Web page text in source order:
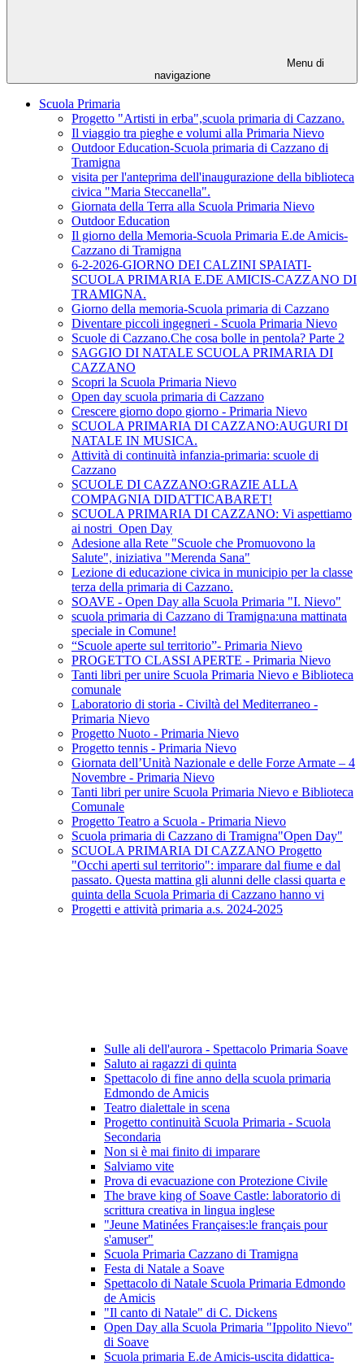
Menu di
navigazione
Scuola Primaria
Progetto "Artisti in erba",scuola primaria di Cazzano.
Il viaggio tra pieghe e volumi alla Primaria Nievo
Outdoor Education-Scuola primaria di Cazzano di
Tramigna
visita per l'anteprima dell'inaugurazione della biblioteca
civica "Maria Steccanella".
Giornata della Terra alla Scuola Primaria Nievo
Outdoor Education
Il giorno della Memoria-Scuola Primaria E.de Amicis-
Cazzano di Tramigna
6-2-2026-GIORNO DEI CALZINI SPAIATI-
SCUOLA PRIMARIA E.DE AMICIS-CAZZANO DI
TRAMIGNA.
Giorno della memoria-Scuola primaria di Cazzano
Diventare piccoli ingegneri - Scuola Primaria Nievo
Scuole di Cazzano.Che cosa bolle in pentola? Parte 2
SAGGIO DI NATALE SCUOLA PRIMARIA DI
CAZZANO
Scopri la Scuola Primaria Nievo
Open day scuola primaria di Cazzano
Crescere giorno dopo giorno - Primaria Nievo
SCUOLA PRIMARIA DI CAZZANO:AUGURI DI
NATALE IN MUSICA.
Attività di continuità infanzia-primaria: scuole di
Cazzano
SCUOLE DI CAZZANO:GRAZIE ALLA
COMPAGNIA DIDATTICABARET!
SCUOLA PRIMARIA DI CAZZANO: Vi aspettiamo
ai nostri Open Day
Adesione alla Rete "Scuole che Promuovono la
Salute", iniziativa "Merenda Sana"
Lezione di educazione civica in municipio per la classe
terza della primaria di Cazzano.
SOAVE - Open Day alla Scuola Primaria "I. Nievo"
scuola primaria di Cazzano di Tramigna:una mattinata
speciale in Comune!
“Scuole aperte sul territorio”- Primaria Nievo
PROGETTO CLASSI APERTE - Primaria Nievo
Tanti libri per unire Scuola Primaria Nievo e Biblioteca
comunale
Laboratorio di storia - Civiltà del Mediterraneo -
Primaria Nievo
Progetto Nuoto - Primaria Nievo
Progetto tennis - Primaria Nievo
Giornata dell’Unità Nazionale e delle Forze Armate – 4
Novembre - Primaria Nievo
Tanti libri per unire Scuola Primaria Nievo e Biblioteca
Comunale
Progetto Teatro a Scuola - Primaria Nievo
Scuola primaria di Cazzano di Tramigna"Open Day"
SCUOLA PRIMARIA DI CAZZANO Progetto
"Occhi aperti sul territorio": imparare dal fiume e dal
passato. Questa mattina gli alunni delle classi quarta e
quinta della Scuola Primaria di Cazzano hanno vi
Progetti e attività primaria a.s. 2024-2025
Sulle ali dell'aurora - Spettacolo Primaria Soave
Saluto ai ragazzi di quinta
Spettacolo di fine anno della scuola primaria
Edmondo de Amicis
Teatro dialettale in scena
Progetto continuità Scuola Primaria - Scuola
Secondaria
Non si è mai finito di imparare
Salviamo vite
Prova di evacuazione con Protezione Civile
The brave king of Soave Castle: laboratorio di
scrittura creativa in lingua inglese
"Jeune Matinées Françaises:le français pour
s'amuser"
Scuola Primaria Cazzano di Tramigna
Festa di Natale a Soave
Spettacolo di Natale Scuola Primaria Edmondo
de Amicis
"Il canto di Natale" di C. Dickens
Open Day alla Scuola Primaria "Ippolito Nievo"
di Soave
Scuola primaria E.de Amicis-uscita didattica-